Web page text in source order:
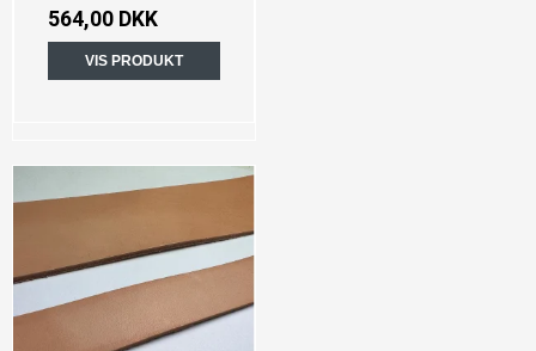
564,00 DKK
VIS PRODUKT